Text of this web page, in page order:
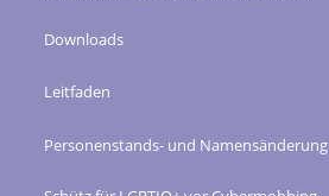
Downloads
Leitfaden
Personenstands- und Namensänderung